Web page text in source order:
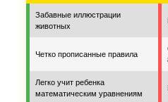
Забавные иллюстрации
животных
Четко прописанные правила
Легко учит ребенка
математическим уравнениям